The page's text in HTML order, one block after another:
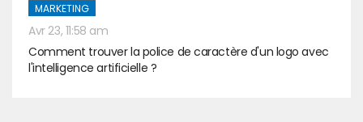
MARKETING
Avr 23, 11:58 am
Comment trouver la police de caractère d'un logo avec
l'intelligence artificielle ?